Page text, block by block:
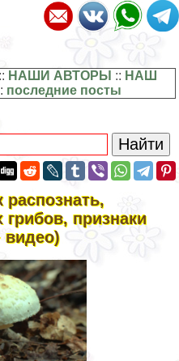
:: НАШИ АВТОРЫ :: НАШ
последние посты
распознать,
признаки
видео)